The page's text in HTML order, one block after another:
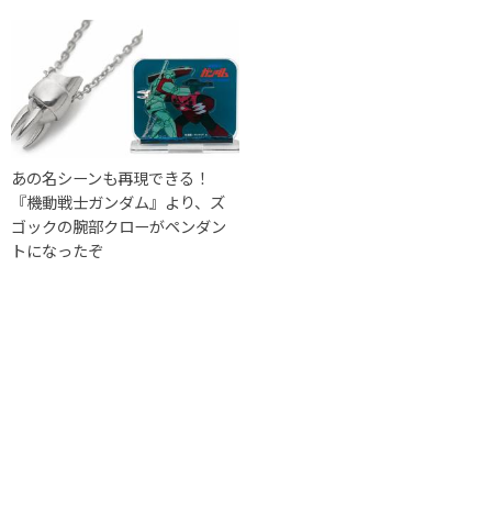
あの名シーンも再現できる！
『機動戦士ガンダム』より、ズ
ゴックの腕部クローがペンダン
トになったぞ